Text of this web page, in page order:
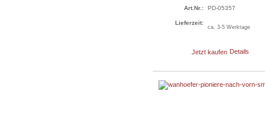
Art.Nr.: PD-05357
Lieferzeit:
ca. 3-5 Werktage
Jetzt kaufen Details